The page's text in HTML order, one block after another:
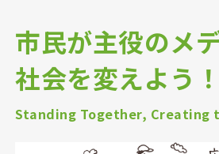
市民が主役のメ
社会を変えよう！
Standing Together, Creating